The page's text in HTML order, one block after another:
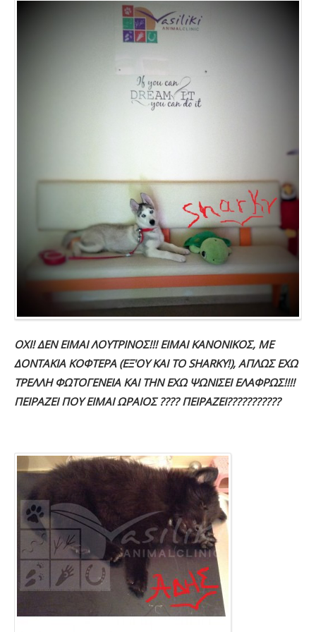
ΟΧΙ! ΔΕΝ ΕΙΜΑΙ ΛΟΥΤΡΙΝΟΣ!!! ΕΙΜΑΙ ΚΑΝΟΝΙΚΟΣ, ΜΕ
ΔΟΝΤΑΚΙΑ ΚΟΦΤΕΡΑ (ΕΞ'ΟΥ ΚΑΙ ΤΟ SHARKY!), ΑΠΛΩΣ ΕΧΩ
ΤΡΕΛΛΗ ΦΩΤΟΓΕΝΕΙΑ ΚΑΙ ΤΗΝ ΕΧΩ ΨΩΝΙΣΕΙ ΕΛΑΦΡΩΣ!!!!
ΠΕΙΡΑΖΕΙ ΠΟΥ ΕΙΜΑΙ ΩΡΑΙΟΣ ???? ΠΕΙΡΑΖΕΙ???????????